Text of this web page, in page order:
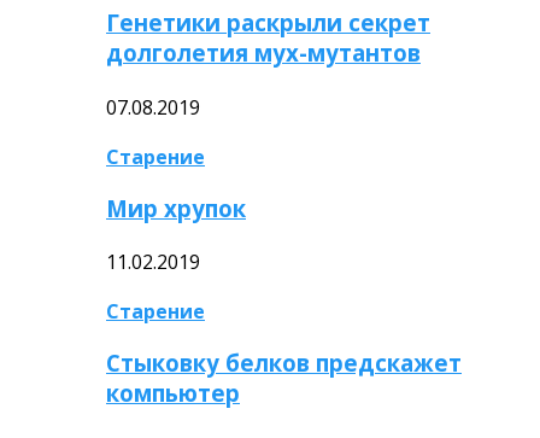
Генетики раскрыли секрет
долголетия мух-мутантов
07.08.2019
Старение
Мир хрупок
11.02.2019
Старение
Стыковку белков предскажет
компьютер